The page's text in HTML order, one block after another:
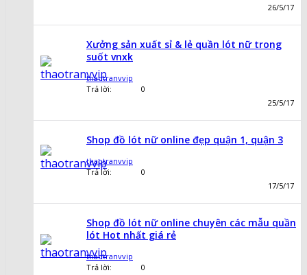
26/5/17
Xưởng sản xuất sỉ & lẻ quần lót nữ trong
suốt vnxk
thaotranvvip
Trả lời:
0
25/5/17
Shop đồ lót nữ online đẹp quận 1, quận 3
thaotranvvip
Trả lời:
0
17/5/17
Shop đồ lót nữ online chuyên các mẫu quần
lót Hot nhất giá rẻ
thaotranvvip
Trả lời:
0